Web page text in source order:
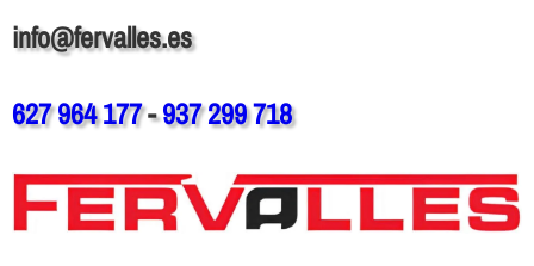
info@fervalles.es
627 964 177-937 299 718